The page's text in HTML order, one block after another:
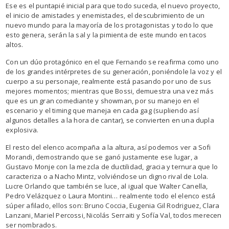
Ese es el puntapié inicial para que todo suceda, el nuevo proyecto,
el inicio de amistades y enemistades, el descubrimiento de un
nuevo mundo para la mayoría de los protagonistas y todo lo que
esto genera, serán la sal y la pimienta de este mundo en tacos
altos.
Con un dúo protagónico en el que Fernando se reafirma como uno
de los grandes intérpretes de su generación, poniéndole la voz y el
cuerpo a su personaje, realmente está pasando por uno de sus
mejores momentos; mientras que Bossi, demuestra una vez más
que es un gran comediante y showman, por su manejo en el
escenario y el timing que maneja en cada gag (supliendo así
algunos detalles a la hora de cantar), se convierten en una dupla
explosiva.
El resto del elenco acompaña a la altura, así podemos ver a Sofi
Morandi, demostrando que se ganó justamente ese lugar, a
Gustavo Monje con la mezcla de ductilidad, gracia y ternura que lo
caracteriza o a Nacho Mintz, volviéndose un digno rival de Lola.
Lucre Orlando que también se luce, al igual que Walter Canella,
Pedro Velázquez o Laura Montini… realmente todo el elenco está
súper afilado, ellos son: Bruno Coccia, Eugenia Gil Rodriguez, Clara
Lanzani, Mariel Percossi, Nicolás Serraiti y Sofía Val, todos merecen
ser nombrados.